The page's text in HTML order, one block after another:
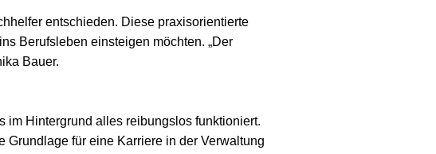
entschieden. Diese praxisorientierte
Berufsleben einsteigen möchten. „Der
Bauer.
im Hintergrund alles reibungslos funktioniert.
Grundlage für eine Karriere in der Verwaltung